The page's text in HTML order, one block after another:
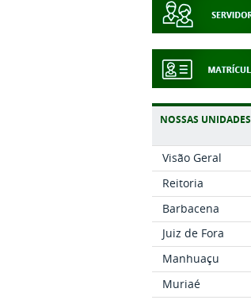
NOSSAS UNIDADES
Visão Geral
Reitoria
Barbacena
Juiz de Fora
Manhuaçu
Muriaé